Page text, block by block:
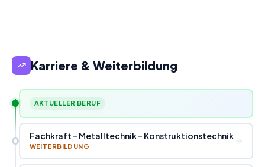
Karriere & Weiterbildung
AKTUELLER BERUF
Fachkraft - Metalltechnik - Konstruktionstechnik
WEITERBILDUNG